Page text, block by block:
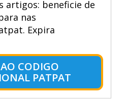
artigos: beneficie de
nas
Expira
CODIGO
PATPAT